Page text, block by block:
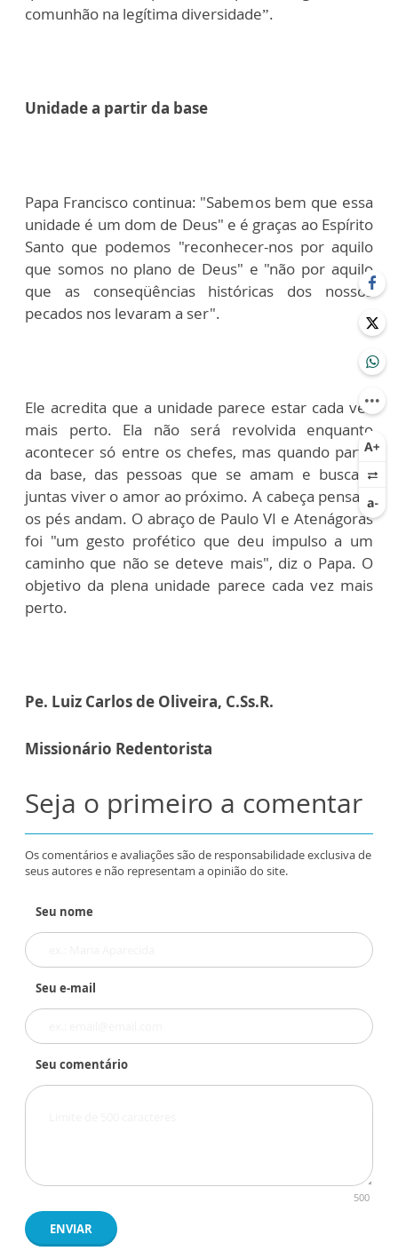
comunhão na legítima diversidade”.
Unidade a partir da base
Papa Francisco continua: "Sabemos bem que essa
unidade é um dom de Deus" e é graças ao Espírito
Santo que podemos "reconhecer-nos por aquilo
que somos no plano de Deus" e "não por aquilo
que as conseqüências históricas dos nossos
pecados nos levaram a ser".
Ele acredita que a unidade parece estar cada vez
mais perto. Ela não será revolvida enquanto
acontecer só entre os chefes, mas quando partir
da base, das pessoas que se amam e buscam
juntas viver o amor ao próximo. A cabeça pensa e
os pés andam. O abraço de Paulo VI e Atenágoras
foi "um gesto profético que deu impulso a um
caminho que não se deteve mais", diz o Papa. O
objetivo da plena unidade parece cada vez mais
perto.
Pe. Luiz Carlos de Oliveira, C.Ss.R.
Missionário Redentorista
Seja o primeiro a comentar
Os comentários e avaliações são de responsabilidade exclusiva de
seus autores e não representam a opinião do site.
Seu nome
Seu e-mail
Seu comentário
500
ENVIAR